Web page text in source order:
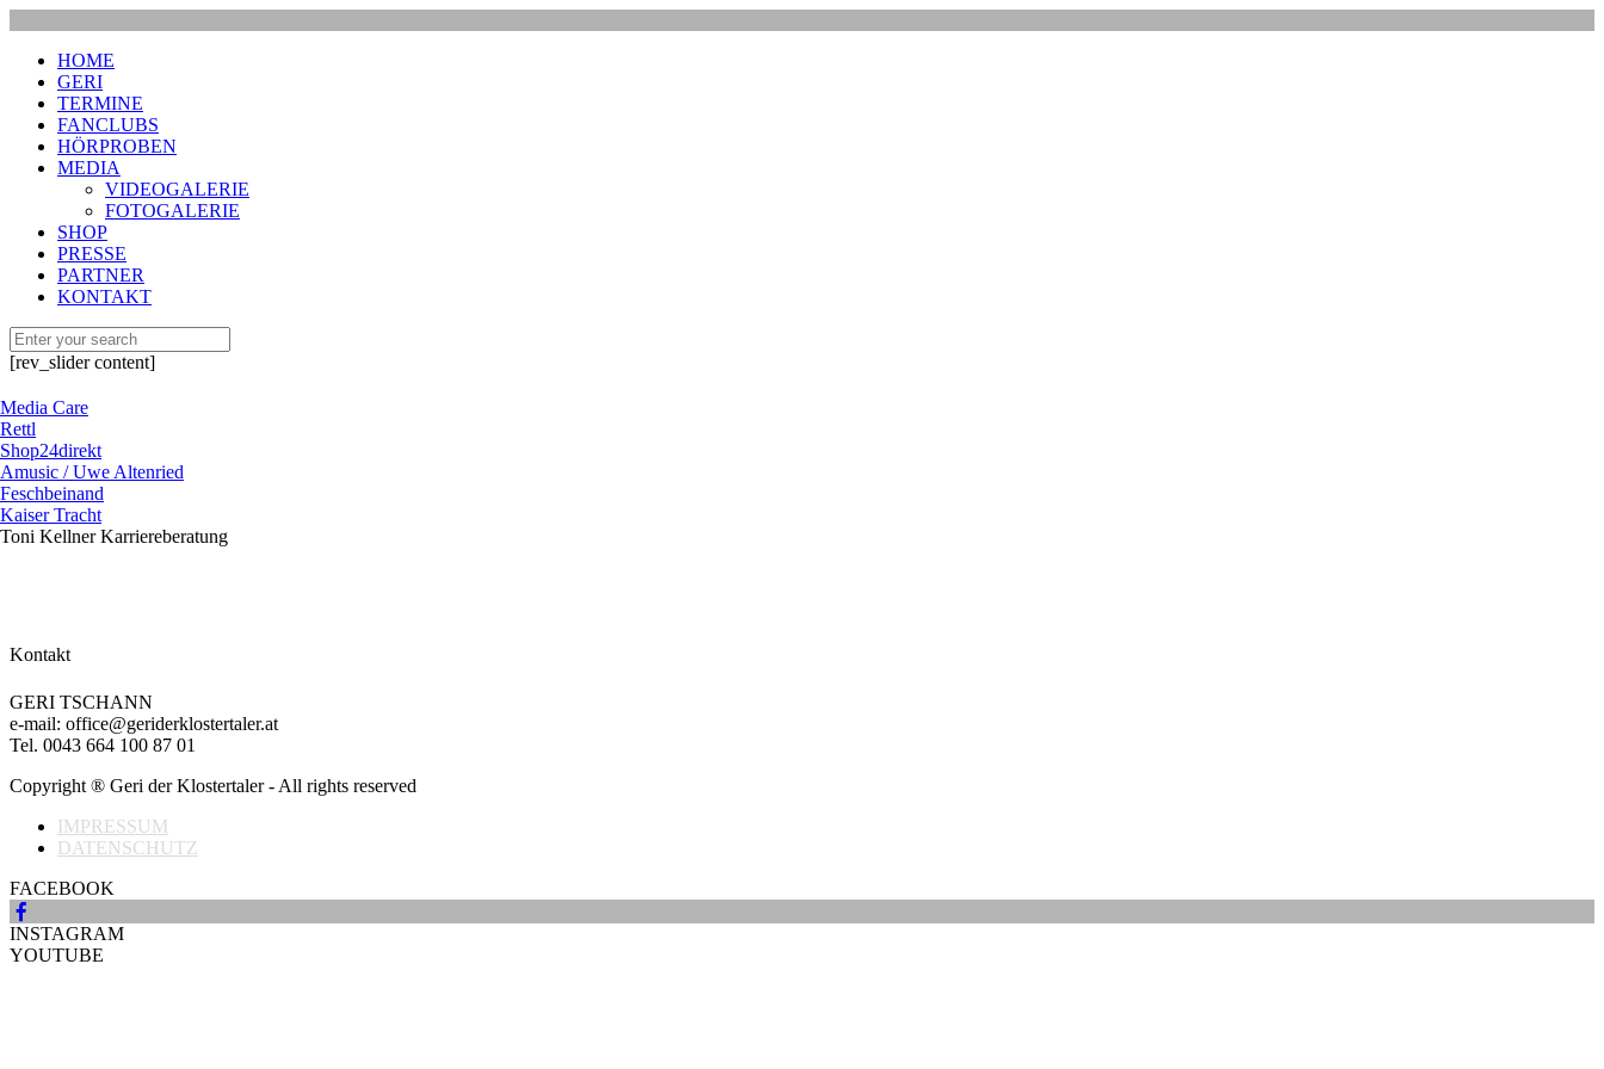
HOME
GERI
TERMINE
FANCLUBS
HÖRPROBEN
MEDIA
VIDEOGALERIE
FOTOGALERIE
SHOP
PRESSE
PARTNER
KONTAKT
[rev_slider content]
Kontakt
GERI TSCHANN
e-mail: office@geriderklostertaler.at
Tel. 0043 664 100 87 01
Copyright ® Geri der Klostertaler - All rights reserved
IMPRESSUM
DATENSCHUTZ
FACEBOOK
INSTAGRAM
YOUTUBE